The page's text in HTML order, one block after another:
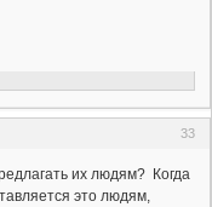
33
их людям? Когда
это людям,